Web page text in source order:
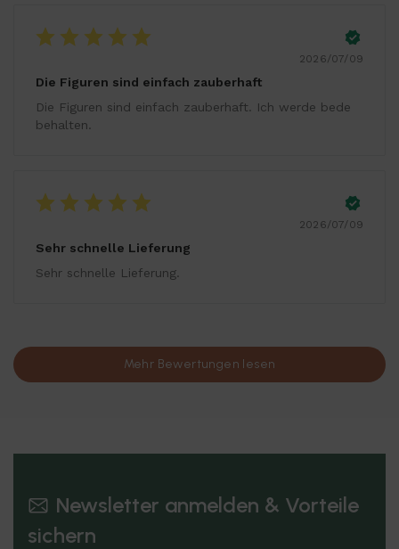
2026/07/09
Die Figuren sind einfach zauberhaft
Die Figuren sind einfach zauberhaft. Ich werde bede
behalten.
2026/07/09
Sehr schnelle Lieferung
Sehr schnelle Lieferung.
Mehr Bewertungen lesen
Newsletter anmelden & Vorteile
sichern